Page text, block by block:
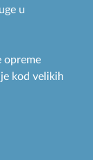
u
opreme
kod velikih